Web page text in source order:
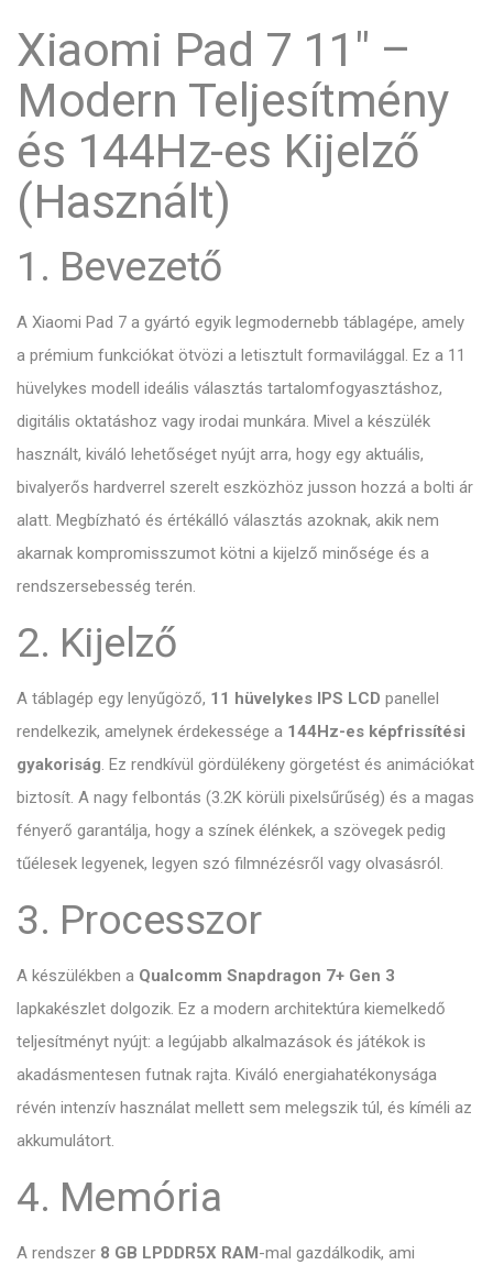
Xiaomi Pad 7 11" –
Modern Teljesítmény
és 144Hz-es Kijelző
(Használt)
1. Bevezető
A Xiaomi Pad 7 a gyártó egyik legmodernebb táblagépe, amely
a prémium funkciókat ötvözi a letisztult formavilággal. Ez a 11
hüvelykes modell ideális választás tartalomfogyasztáshoz,
digitális oktatáshoz vagy irodai munkára. Mivel a készülék
használt, kiváló lehetőséget nyújt arra, hogy egy aktuális,
bivalyerős hardverrel szerelt eszközhöz jusson hozzá a bolti ár
alatt. Megbízható és értékálló választás azoknak, akik nem
akarnak kompromisszumot kötni a kijelző minősége és a
rendszersebesség terén.
2. Kijelző
A táblagép egy lenyűgöző, 11 hüvelykes IPS LCD panellel
rendelkezik, amelynek érdekessége a 144Hz-es képfrissítési
gyakoriság. Ez rendkívül gördülékeny görgetést és animációkat
biztosít. A nagy felbontás (3.2K körüli pixelsűrűség) és a magas
fényerő garantálja, hogy a színek élénkek, a szövegek pedig
tűélesek legyenek, legyen szó filmnézésről vagy olvasásról.
3. Processzor
A készülékben a Qualcomm Snapdragon 7+ Gen 3
lapkakészlet dolgozik. Ez a modern architektúra kiemelkedő
teljesítményt nyújt: a legújabb alkalmazások és játékok is
akadásmentesen futnak rajta. Kiváló energiahatékonysága
révén intenzív használat mellett sem melegszik túl, és kíméli az
akkumulátort.
4. Memória
A rendszer 8 GB LPDDR5X RAM -mal gazdálkodik, ami